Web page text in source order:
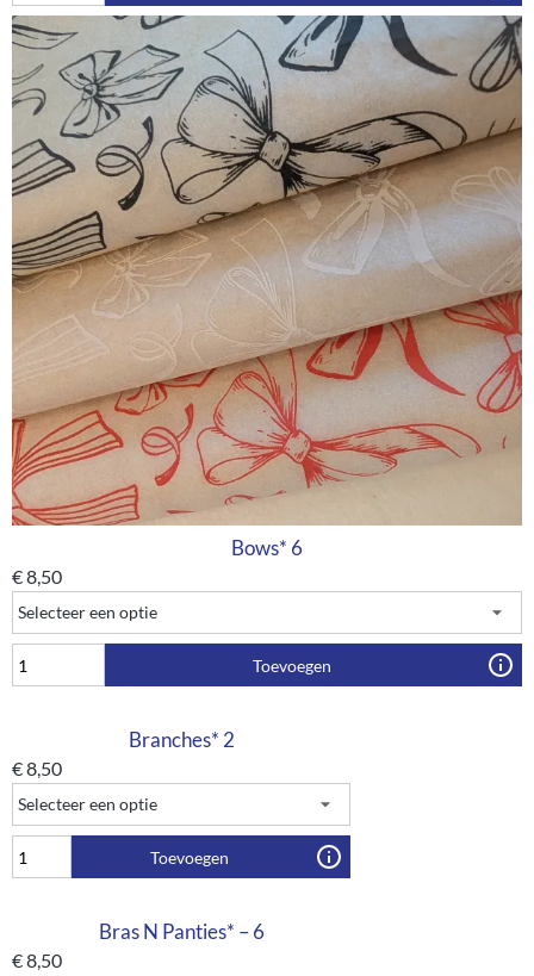
Bows* 6
€8,50
Toevoegen
Branches* 2
€8,50
Toevoegen
Bras N Panties* – 6
€8,50